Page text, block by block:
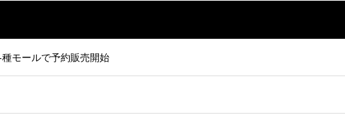
モールで予約販売開始